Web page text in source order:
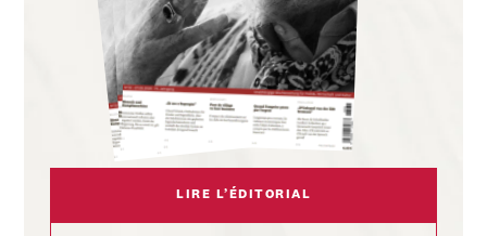
LIRE L’ÉDITORIAL